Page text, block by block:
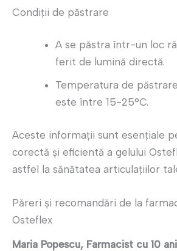
Condiții de păstrare
A se păstra într-un loc
ferit de lumină directă.
Temperatura de
este între 15-25°C.
Aceste informații sunt esențiale
corectă și eficientă a gelului
astfel la sănătatea articulațiilor
Păreri și recomandări de la
Osteflex
Maria Popescu, Farmacist cu 10